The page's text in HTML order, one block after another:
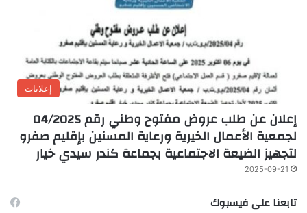
إعلانات
إعلان عن طلب عروض مفتوح وطني رقم 04/2025
لجمعية الأعمال الخيرية ورعاية المسنين بإقليم صفرو
لتجهيز الضيعة الاجتماعية بجماعة كندر سيدي خيار
2025-09-21
تابعنا على فيسبوك